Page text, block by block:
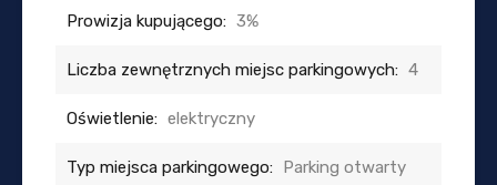
Prowizja kupującego: 3%
Liczba zewnętrznych miejsc parkingowych: 4
Oświetlenie: elektryczny
Typ miejsca parkingowego: Parking otwarty